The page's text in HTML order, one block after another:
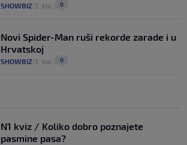
SHOWBIZ 3. kol. 0
Novi Spider-Man ruši rekorde zarade i u
Hrvatskoj
SHOWBIZ 3. kol. 0
N1 kviz / Koliko dobro poznajete
pasmine pasa?